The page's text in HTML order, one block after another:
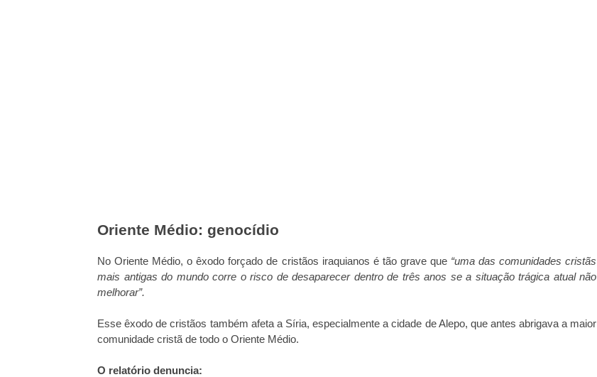
Oriente Médio: genocídio
No Oriente Médio, o êxodo forçado de cristãos iraquianos é tão grave que “uma das comunidades cristãs
mais antigas do mundo corre o risco de desaparecer dentro de três anos se a situação trágica atual não
melhorar”.
Esse êxodo de cristãos também afeta a Síria, especialmente a cidade de Alepo, que antes abrigava a maior
comunidade cristã de todo o Oriente Médio.
O relatório denuncia: